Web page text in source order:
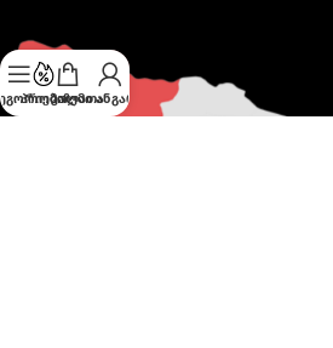
პრომოკალათა
ჩემი ანგარიში